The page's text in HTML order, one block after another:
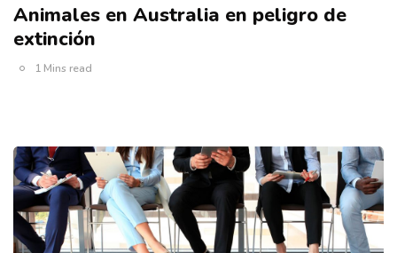
Animales en Australia en peligro de
extinción
1 Mins read